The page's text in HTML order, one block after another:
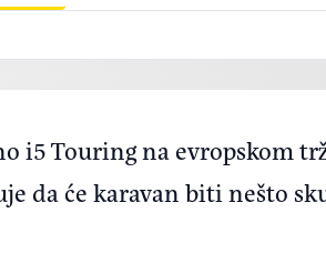
„520i”, ali i potpuno
xDrive”, u nastojanju
na pitanje koliko je ovaj
činjenica kako je
dobar automobil, pa i
i5 Touring na evropskom
da će karavan biti nešto